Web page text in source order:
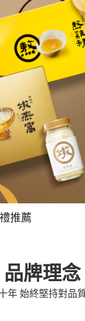
推薦
品牌理念
年 始終堅持對品